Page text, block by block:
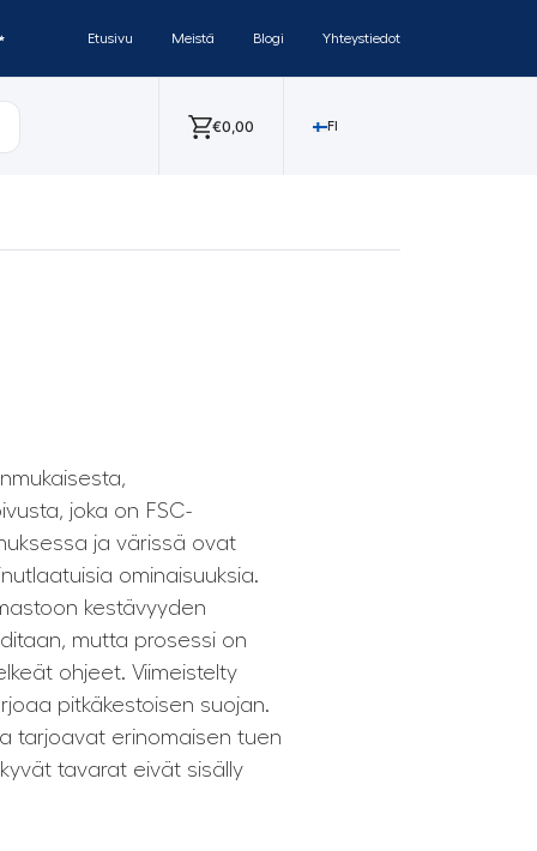
Etusivu Meistä Blogi Yhteystiedot
€0,00 FI
joka on FSC-
ja värissä ovat
ominaisuuksia.
kestävyyden
mutta prosessi on
ohjeet. Viimeistelty
pitkäkestoisen suojan.
tarjoavat erinomaisen tuen
tavarat eivät sisälly